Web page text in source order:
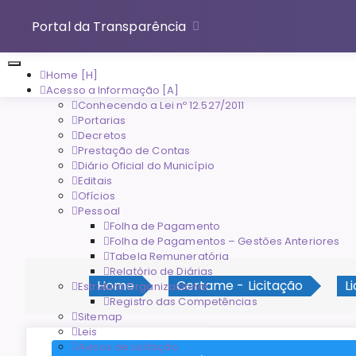
Home [H]
Acesso a Informação [A]
Conhecendo a Lei nº 12.527/2011
Portarias
Decretos
Prestação de Contas
Diário Oficial do Município
Editais
Ofícios
Pessoal
Folha de Pagamento
Folha de Pagamentos – Gestões Anteriores
Tabela Remuneratória
Relatório de Diárias
Estrutura Organizacional
Registro das Competências
Sitemap
Leis
Avisos de Licitação
Portal da Transparência
Home Certame - Licitação